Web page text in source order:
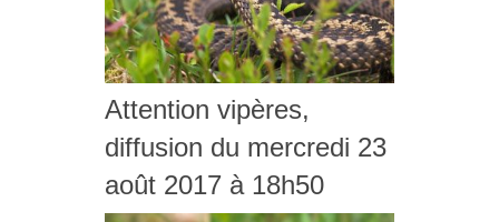
Attention vipères,
diffusion du mercredi 23
août 2017 à 18h50